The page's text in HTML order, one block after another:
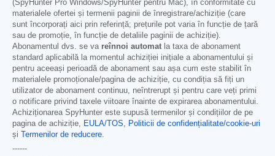
(SpyHunter Pro Windows/SpyHunter pentru Mac), în conformitate cu
materialele ofertei și termenii paginii de înregistrare/achiziție (care
sunt încorporați aici prin referință; prețurile pot varia în funcție de țară
sau de promoție, în funcție de detaliile paginii de achiziție).
Abonamentul dvs. se va reînnoi automat la taxa de abonament
standard aplicabilă la momentul achiziției inițiale a abonamentului și
pentru aceeași perioadă de abonament sau așa cum este stabilit în
materialele promoționale/pagina de achiziție, cu condiția să fiți un
utilizator de abonament continuu, neîntrerupt și pentru care veți primi
o notificare privind taxele viitoare înainte de expirarea abonamentului.
Achiziționarea SpyHunter este supusă termenilor și condițiilor de pe
pagina de achiziție,
EULA/TOS
Politicii de confidențialitate/cookie-uri
și Termenilor de reducere
------